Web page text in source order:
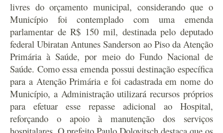
livres do orçamento municipal, considerando que o
Município foi contemplado com uma emenda
parlamentar de R$ 150 mil, destinada pelo deputado
federal Ubiratan Antunes Sanderson ao Piso da Atenção
Primária à Saúde, por meio do Fundo Nacional de
Saúde. Como essa emenda possui destinação específica
para a Atenção Primária e foi cadastrada em nome do
Município, a Administração utilizará recursos próprios
para efetuar esse repasse adicional ao Hospital,
reforçando o apoio à manutenção dos serviços